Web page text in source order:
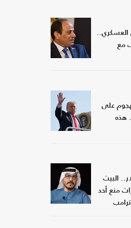
العسكري..
مع
على
هذه
البيت
منع أحد